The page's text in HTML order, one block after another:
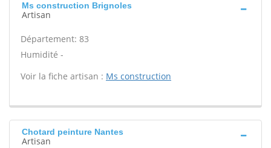
Ms construction Brignoles
Artisan
Département: 83
Humidité -
Voir la fiche artisan : Ms construction
Chotard peinture Nantes
Artisan